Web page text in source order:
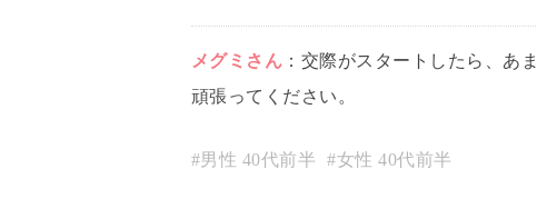
メグミ さん ： 交際がスタートしたら、あ
頑張ってください。
#男性 40代前半 #女性40代前半